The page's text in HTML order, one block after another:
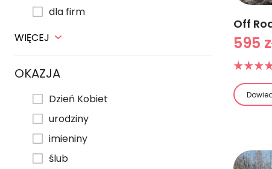
dla firm
WIĘCEJ
OKAZJA
Dzień Kobiet
urodziny
imieniny
ślub
Off
595